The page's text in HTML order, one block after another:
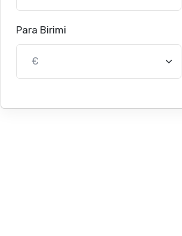
Para Birimi